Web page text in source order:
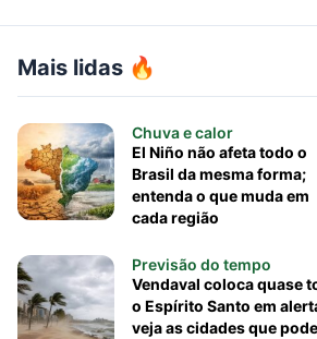
Mais lidas 🔥
Chuva e calor
El Niño não afeta todo o
Brasil da mesma forma;
entenda o que muda em
cada região
Previsão do tempo
Vendaval coloca quase
o Espírito Santo em
veja as cidades que